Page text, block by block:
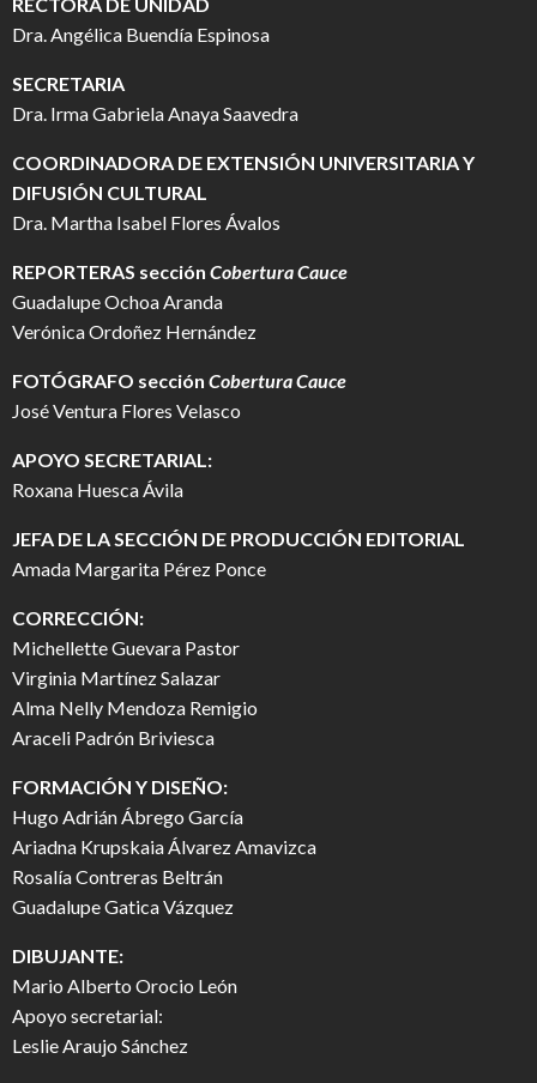
Dra. Angélica Buendía Espinosa
SECRETARIA
Dra. Irma Gabriela Anaya Saavedra
COORDINADORA DE EXTENSIÓN UNIVERSITARIA Y
DIFUSIÓN CULTURAL
Dra. Martha Isabel Flores Ávalos
REPORTERAS sección Cobertura Cauce
Guadalupe Ochoa Aranda
Verónica Ordoñez Hernández
FOTÓGRAFO sección Cobertura Cauce
José Ventura Flores Velasco
APOYO SECRETARIAL:
Roxana Huesca Ávila
JEFA DE LA SECCIÓN DE PRODUCCIÓN EDITORIAL
Amada Margarita Pérez Ponce
CORRECCIÓN:
Michellette Guevara Pastor
Virginia Martínez Salazar
Alma Nelly Mendoza Remigio
Araceli Padrón Briviesca
FORMACIÓN Y DISEÑO:
Hugo Adrián Ábrego García
Ariadna Krupskaia Álvarez Amavizca
Rosalía Contreras Beltrán
Guadalupe Gatica Vázquez
DIBUJANTE:
Mario Alberto Orocio León
Apoyo secretarial:
Leslie Araujo Sánchez